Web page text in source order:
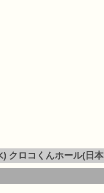
クロコくんホール(日